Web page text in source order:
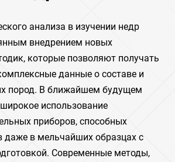
анализа в изучении недр
внедрением новых
которые позволяют получать
данные о составе и
пород. В ближайшем будущем
использование
приборов, способных
даже в мельчайших образцах с
Современные методы,